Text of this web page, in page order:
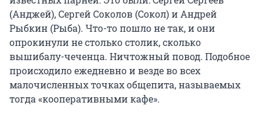
(Анджей), Сергей Соколов (Сокол) и Андрей
Рыбкин (Рыба). Что-то пошло не так, и они
опрокинули не столько столик, сколько
вышибалу-чеченца. Ничтожный повод. Подобное
происходило ежедневно и везде во всех
малочисленных точках общепита, называемых
тогда «кооперативными кафе».